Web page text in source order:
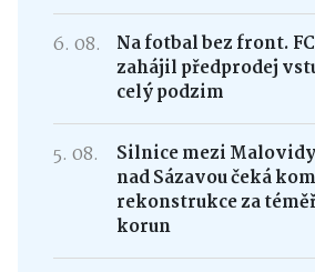
6. 08.
Na fotbal bez front.
zahájil předprodej
celý podzim
5. 08.
Silnice mezi
nad Sázavou čeká
rekonstrukce za
korun